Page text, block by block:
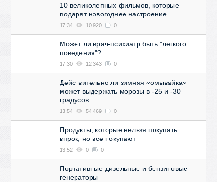
10 великолепных фильмов, которые
подарят новогоднее настроение
17:34 10 920 0
Может ли врач-психиатр быть "легкого
поведения"?
17:30 12 343 0
Действительно ли зимняя «омывайка»
может выдержать морозы в -25 и -30
градусов
13:54 54 469 0
Продукты, которые нельзя покупать
впрок, но все покупают
13:52 0 0
Портативные дизельные и бензиновые
генераторы